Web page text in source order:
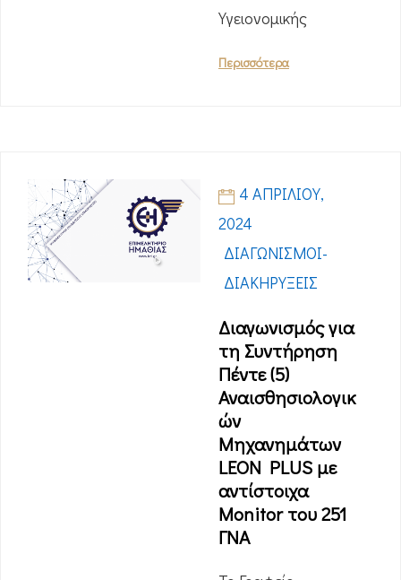
Υγειονομικής
Περισσότερα
4 ΑΠΡΙΛΊΟΥ,
2024
ΔΙΑΓΩΝΙΣΜΟΊ-
ΔΙΑΚΗΡΎΞΕΙΣ
Διαγωνισμός για
τη Συντήρηση
Πέντε (5)
Αναισθησιολογικ
ών
Μηχανημάτων
LEON PLUS με
αντίστοιχα
Monitor του 251
ΓΝΑ